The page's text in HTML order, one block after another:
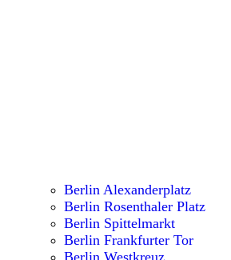
Berlin Alexanderplatz
Berlin Rosenthaler Platz
Berlin Spittelmarkt
Berlin Frankfurter Tor